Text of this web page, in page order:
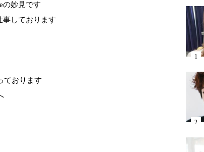
の妙見です
事しております
ております